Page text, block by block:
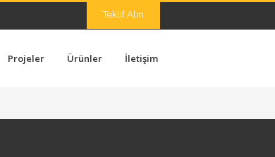
Teklif Alın
Projeler Ürünler İletişim